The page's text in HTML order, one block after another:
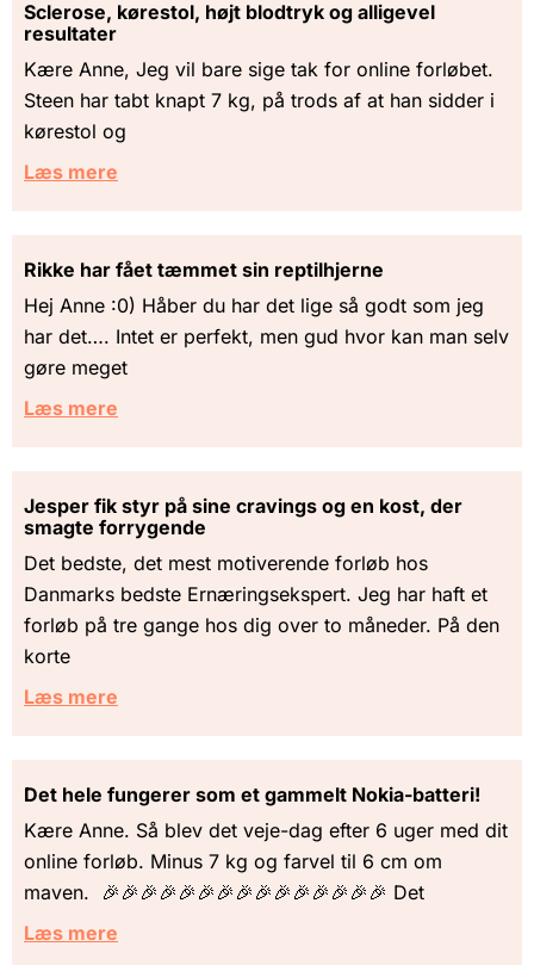
Sclerose, kørestol, højt blodtryk og alligevel
resultater
Kære Anne, Jeg vil bare sige tak for online forløbet.
Steen har tabt knapt 7 kg, på trods af at han sidder i
kørestol og
Læs mere
Rikke har fået tæmmet sin reptilhjerne
Hej Anne :0) Håber du har det lige så godt som jeg
har det…. Intet er perfekt, men gud hvor kan man selv
gøre meget
Læs mere
Jesper fik styr på sine cravings og en kost, der
smagte forrygende
Det bedste, det mest motiverende forløb hos
Danmarks bedste Ernæringsekspert. Jeg har haft et
forløb på tre gange hos dig over to måneder. På den
korte
Læs mere
Det hele fungerer som et gammelt Nokia-batteri!
Kære Anne. Så blev det veje-dag efter 6 uger med dit
online forløb. Minus 7 kg og farvel til 6 cm om
maven. 🎉🎉🎉🎉🎉🎉🎉🎉🎉🎉🎉🎉🎉🎉🎉 Det
Læs mere